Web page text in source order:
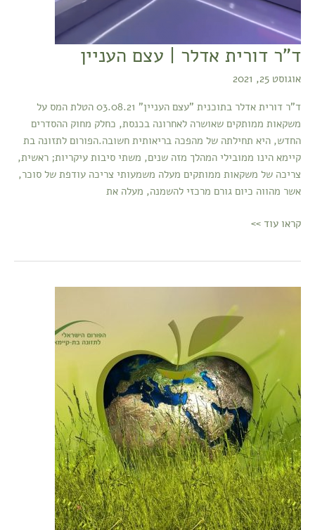
ד"ר דורית אדלר | עצם העניין
אוגוסט 25, 2021
ד"ר דורית אדלר בתוכנית "עצם העניין" 03.08.21 הטלת המס על
משקאות ממותקים שאושרה לאחרונה בכנסת, כחלק מחוק ההסדרים
החדש, היא תחילתה של מהפכה בריאותית חשובה.הפורום לתזונה בת
קיימא הינו ממובילי המהלך מזה שנים, משתי סיבות עיקריות; ראשית,
צריכה של משקאות ממותקים מעלה משמעותי צריכה עודפת של סוכר,
אשר מהווה כיום גורם מרכזי להשמנה, מעלה את
קראו עוד >>
להגברת
התחרות
במסגרת
חוק
ההסדרים
2021